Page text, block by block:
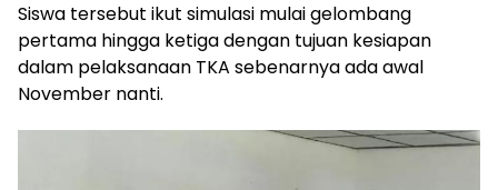
Siswa tersebut ikut simulasi mulai gelombang
pertama hingga ketiga dengan tujuan kesiapan
dalam pelaksanaan TKA sebenarnya ada awal
November nanti.